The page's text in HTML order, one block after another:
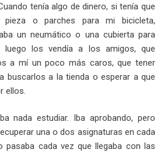
tenía algo de dinero, si tenía que
o parches para mi bicicleta,
un neumático o una cubierta para
luego los vendía a los amigos, que
a mí un poco más caros, que tener
buscarlos a la tienda o esperar a que
ellos.
nada estudiar. Iba aprobando, pero
una o dos asignaturas en cada
pasaba cada vez que llegaba con las